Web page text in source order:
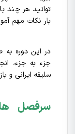
توانید هر چند
بار نکات مهم
در این دوره
جزء به جزء،
سلیقه ایرانی و
سرفصل